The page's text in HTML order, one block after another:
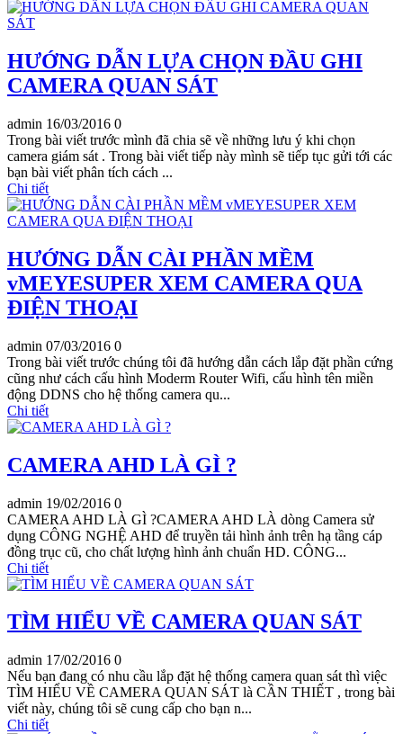
HƯỚNG DẪN LỰA CHỌN ĐẦU GHI
CAMERA QUAN SÁT
admin 16/03/2016 0
Trong bài viết trước mình đã chia sẽ về những lưu ý khi chọn
camera giám sát . Trong bài viết tiếp này mình sẽ tiếp tục gửi tới các
bạn bài viết phân tích cách ...
Chi tiết
HƯỚNG DẪN CÀI PHẦN MỀM
vMEYESUPER XEM CAMERA QUA
ĐIỆN THOẠI
admin 07/03/2016 0
Trong bài viết trước chúng tôi đã hướng dẫn cách lắp đặt phần cứng
cũng như cách cấu hình Moderm Router Wifi, cấu hình tên miền
động DDNS cho hệ thống camera qu...
Chi tiết
CAMERA AHD LÀ GÌ ?
admin 19/02/2016 0
CAMERA AHD LÀ GÌ ?CAMERA AHD LÀ dòng Camera sử
dụng CÔNG NGHỆ AHD để truyền tải hình ảnh trên hạ tầng cáp
đồng trục cũ, cho chất lượng hình ảnh chuẩn HD. CÔNG...
Chi tiết
TÌM HIỂU VỀ CAMERA QUAN SÁT
admin 17/02/2016 0
Nếu bạn đang có nhu cầu lắp đặt hệ thống camera quan sát thì việc
TÌM HIỂU VỀ CAMERA QUAN SÁT là CẦN THIẾT , trong bài
viết này, chúng tôi sẽ cung cấp cho bạn n...
Chi tiết